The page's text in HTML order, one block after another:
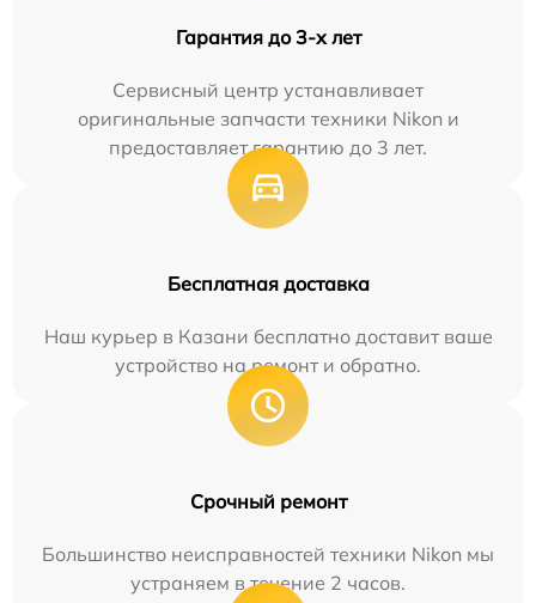
Гарантия до 3-х лет
Сервисный центр устанавливает
оригинальные запчасти техники Nikon и
предоставляет гарантию до 3 лет.
Бесплатная доставка
Наш курьер в Казани бесплатно доставит ваше
устройство на ремонт и обратно.
Срочный ремонт
Большинство неисправностей техники Nikon мы
устраняем в течение 2 часов.